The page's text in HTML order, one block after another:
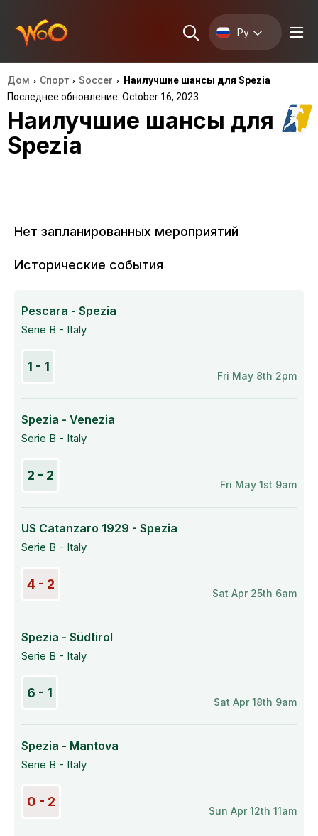
Ру
Дом › Спорт › Soccer › Наилучшие шансы для Spezia
Последнее обновление: October 16, 2023
Наилучшие шансы для
Spezia
Нет запланированных мероприятий
Исторические события
Pescara - Spezia
Serie B - Italy
1 - 1
Fri May 8th 2pm
Spezia - Venezia
Serie B - Italy
2 - 2
Fri May 1st 9am
US Catanzaro 1929 - Spezia
Serie B - Italy
4 - 2
Sat Apr 25th 6am
Spezia - Südtirol
Serie B - Italy
6 - 1
Sat Apr 18th 9am
Spezia - Mantova
Serie B - Italy
0 - 2
Sun Apr 12th 11am